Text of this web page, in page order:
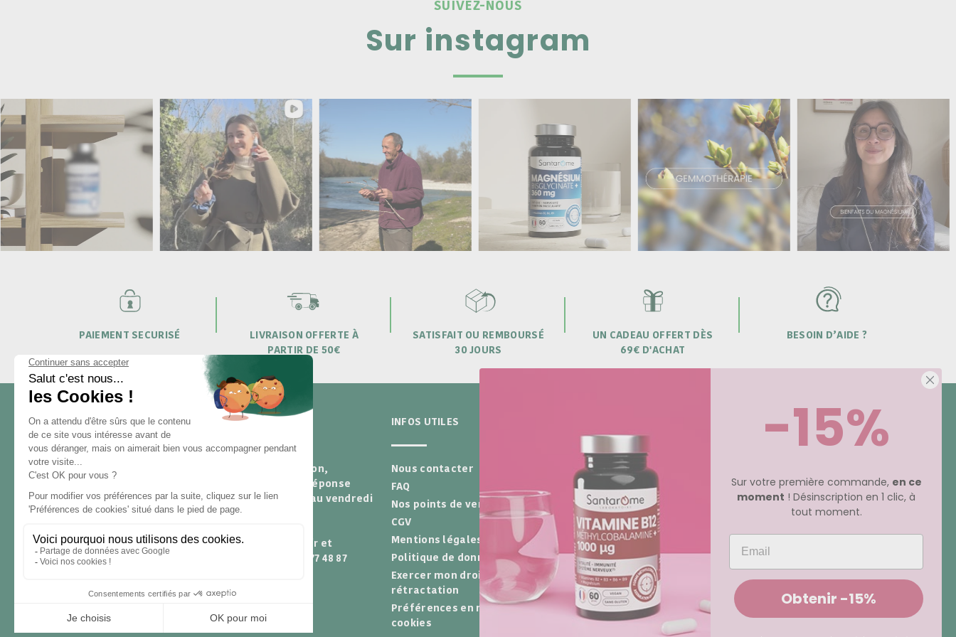
SUIVEZ-NOUS
Sur instagram
PAIEMENT SECURISÉ
LIVRAISON OFFERTE À
PARTIR DE 50€
SATISFAIT OU REMBOURSÉ
30 JOURS
UN CADEAU OFFERT DÈS
69€ D'ACHAT
BESOIN D’AIDE ?
25 rue du Général Foy
75 008 Paris
NOUS CONTACTER
Pour toute question,
contactez nous (réponse
sous 24h du lundi au vendredi
de 9h à 18h) :
hello@santarome.fr et
WhatsApp +33 6 51 77 48 87
INFOS UTILES
Nous contacter
FAQ
Nos points de vente
CGV
Mentions légales
Politique de données
Exercer mon droit de
rétractation
Préférences en matière de
cookies
Recrutement
Diagnostic
Nos Engagements
Notre Histoire
Avis Clients
Herbier
Blog conseils
Programme de fidélité
NEWSLETTER -15% SUR VOTRE
JE M’INSCRIS
-15%
Sur votre première commande, en ce
moment ! Désinscription en 1 clic, à
tout moment.
Obtenir -15%